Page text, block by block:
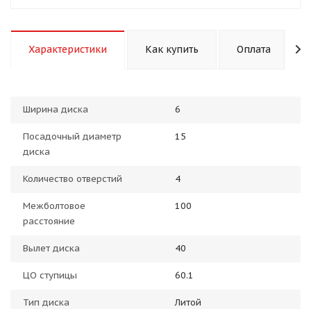
Характеристики Как купить Оплата
Ширина диска 6
Посадочный диаметр
диска
15
Количество отверстий 4
Межболтовое
расстояние
100
Вылет диска 40
ЦО ступицы 60.1
Тип диска Литой